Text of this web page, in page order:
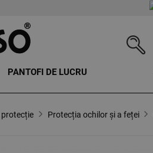
PANTOFI DE LUCRU
protecție Protecția ochilor și a feței